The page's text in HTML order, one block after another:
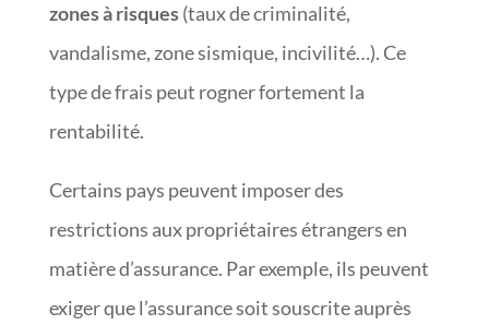
zones à risques(taux de criminalité,
vandalisme, zone sismique, incivilité…). Ce
type de frais peut rogner fortement la
rentabilité.
Certains pays peuvent imposer des
restrictions aux propriétaires étrangers en
matière d’assurance. Par exemple, ils peuvent
exiger que l’assurance soit souscrite auprès